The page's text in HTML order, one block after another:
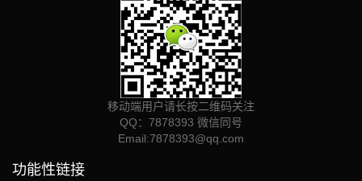
移动端用户请长按二维码关注
QQ：7878393 微信同号
Email:7878393@qq.com
功能性链接